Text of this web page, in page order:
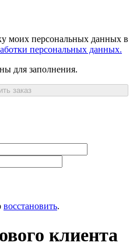
моих персональных данных в
персональных данных.
для заполнения.
заказ
восстановить.
клиента